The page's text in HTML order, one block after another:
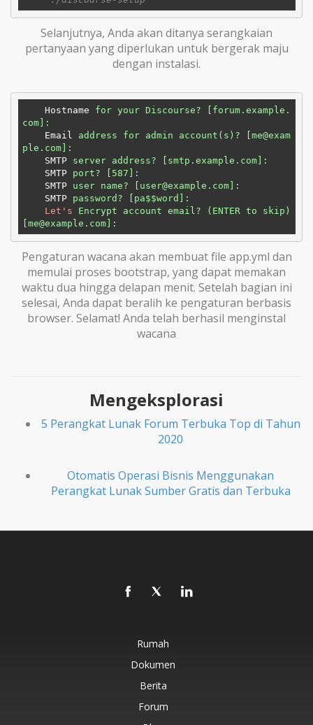
Selanjutnya, Anda akan ditanya serangkaian
pertanyaan yang diperlukan untuk bergerak maju
dengan instalasi.
Hostname
for your Discourse? [forum.example.
com]:
Email
address for admin account(s)? [me@exam
ple.com]:
SMTP server address? [smtp.example.com]:
SMTP port? [587]:
SMTP user name? [user@example.com]:
SMTP password? [pa$$word]:
Let's
Encrypt account email? (ENTER to skip)
[me@example.com]:
Pengaturan wacana akan membuat file app.yml dan
memulai proses bootstrap, yang dapat memakan
waktu dua hingga delapan menit. Setelah bagian ini
selesai, Anda dapat beralih ke pengaturan berbasis
browser. Selamat! Anda telah berhasil menginstal
wacana
Mengeksplorasi
5 Perangkat Lunak Forum Terbuka Top di Tahun
2020
Otomatis Operasi Bisnis Menggunakan
Perangkat Lunak Sumber Gratis dan Terbuka
Rumah
Dokumen
Berita
Forum